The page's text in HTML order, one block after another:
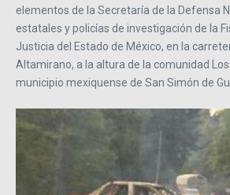
elementos de la Secretaría de la Defensa
estatales y policías de investigación de la
Justicia del Estado de México, en la
Altamirano, a la altura de la comunidad Los
municipio mexiquense de San Simón de